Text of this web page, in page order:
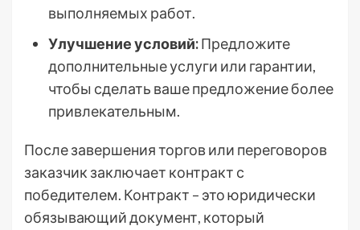
выполняемых работ.
Улучшение условий:Предложите
дополнительные услуги или гарантии,
чтобы сделать ваше предложение более
привлекательным.
После завершения торгов или переговоров
заказчик заключает контракт с
победителем. Контракт – это юридически
обязывающий документ, который